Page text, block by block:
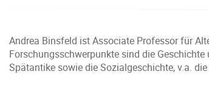
Andrea Binsfeld ist Associate Professor für
Forschungsschwerpunkte sind die
Spätantike sowie die Sozialgeschichte, v.a.